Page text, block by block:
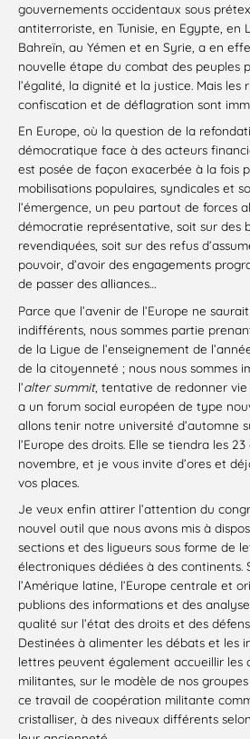
gouvernements occidentaux sous
antiterroriste, en Tunisie, en Egypte, en
Bahreïn, au Yémen et en Syrie, a en
nouvelle étape du combat des peuples
l’égalité, la dignité et la justice. Mais les
confiscation et de déflagration sont
En Europe, où la question de la
démocratique face à des acteurs
est posée de façon exacerbée à la fois
mobilisations populaires, syndicales et
l’émergence, un peu partout de forces
démocratie représentative, soit sur des
revendiquées, soit sur des refus
pouvoir, d’avoir des engagements
de passer des alliances…
Parce que l’avenir de l’Europe ne
indifférents, nous sommes partie
de la Ligue de l’enseignement de
de la citoyenneté ; nous nous sommes
l’alter summit, tentative de redonner vie
a un forum social européen de type
allons tenir notre université d’automne
l’Europe des droits. Elle se tiendra les
novembre, et je vous invite d’ores et
vos places.
Je veux enfin attirer l’attention du
nouvel outil que nous avons mis à
sections et des ligueurs sous forme de
électroniques dédiées à des continents.
l’Amérique latine, l’Europe centrale et
publions des informations et des
qualité sur l’état des droits et des
Destinées à alimenter les débats et les
lettres peuvent également accueillir les
militantes, sur le modèle de nos
ce travail de coopération militante
cristalliser, à des niveaux différents